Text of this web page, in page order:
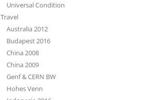
Universal Condition
Travel
Australia 2012
Budapest 2016
China 2008
China 2009
Genf & CERN BW
Hohes Venn